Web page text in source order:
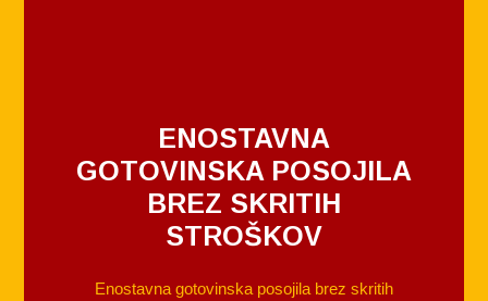
ENOSTAVNA
GOTOVINSKA POSOJILA
BREZ SKRITIH
STROŠKOV
Enostavna gotovinska posojila brez skritih